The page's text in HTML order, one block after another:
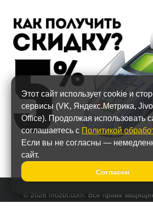
© 2026 mozbt.com. Все права
Этот сайт использует cookie и
сервисы (VK, Яндекс.Метрика,
Office). Продолжая использовать
соглашаетесь с Политикой
Если вы не согласны —
сайт.
Согласен